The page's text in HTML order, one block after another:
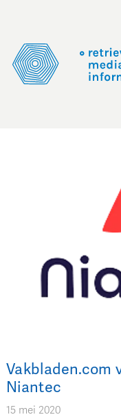
Vakbladen.com
Niantec
15 mei 2020